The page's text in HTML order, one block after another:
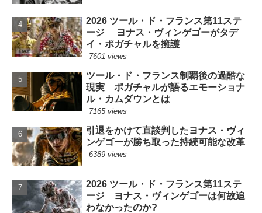
2026 ツール・ド・フランス第11ステ
ージ ヨナス・ヴィンゲゴーがタデ
イ・ポガチャルを擁護
7601 views
ツール・ド・フランス制覇後の過酷な
現実 ポガチャルが語るエモーショナ
ル・カムダウンとは
7165 views
引退をかけて直談判したヨナス・ヴィ
ンゲゴーが勝ち取った持続可能な改革
6389 views
2026 ツール・ド・フランス第11ステ
ージ ヨナス・ヴィンゲゴーは何故追
わなかったのか?